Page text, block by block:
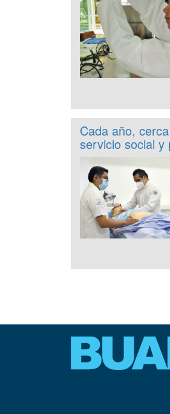
Cada año,
servicio social y